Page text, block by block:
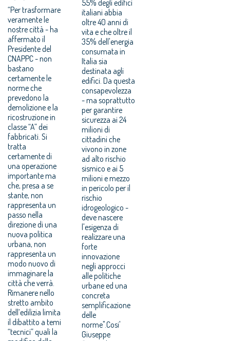
“Per trasformare
veramente le
nostre città - ha
affermato il
Presidente del
CNAPPC - non
bastano
certamente le
norme che
prevedono la
demolizione e la
ricostruzione in
classe “A” dei
fabbricati. Si
tratta
certamente di
una operazione
importante ma
che, presa a se
stante, non
rappresenta un
passo nella
direzione di una
nuova politica
urbana, non
rappresenta un
modo nuovo di
immaginare la
città che verrà.
Rimanere nello
stretto ambito
dell’edilizia limita
il dibattito a temi
“tecnici” quali la
55% degli edifici
italiani abbia
oltre 40 anni di
vita e che oltre il
35% dell'energia
consumata in
Italia sia
destinata agli
edifici. Da questa
consapevolezza
- ma soprattutto
per garantire
sicurezza ai 24
milioni di
cittadini che
vivono in zone
ad alto rischio
sismico e ai 5
milioni e mezzo
in pericolo per il
rischio
idrogeologico -
deve nascere
l'esigenza di
realizzare una
forte
innovazione
negli approcci
alle politiche
urbane ed una
concreta
semplificazione
delle
norme".Cosi'
Giuseppe